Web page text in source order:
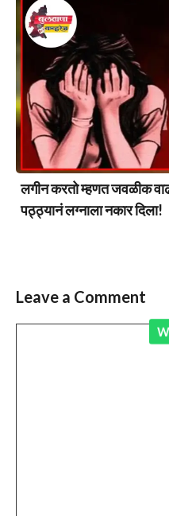
लगीन करतो म्हणत जवळीक
पठ्ठ्यानं लग्नाला नकार दिला!
Leave a Comment